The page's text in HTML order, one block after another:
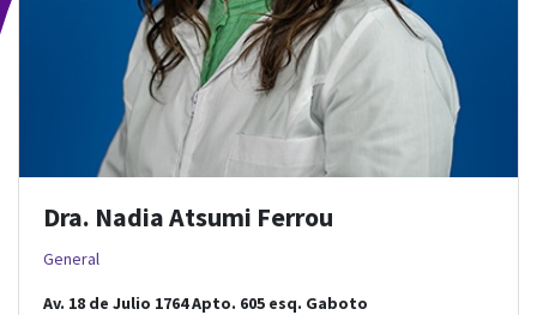
Dra. Nadia Atsumi Ferrou
General
Av. 18 de Julio 1764 Apto. 605 esq. Gaboto